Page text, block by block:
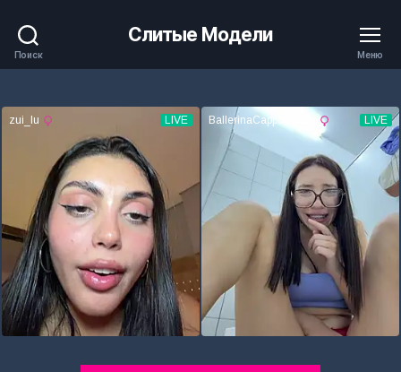
Поиск
Слитые Модели
Меню